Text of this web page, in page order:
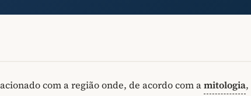
com a região onde, de acordo com amitologia,